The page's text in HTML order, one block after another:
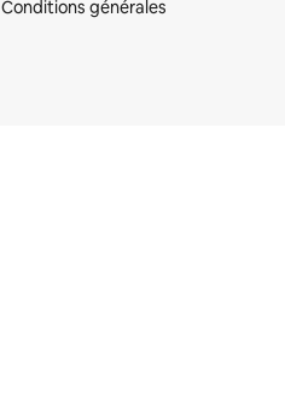
Conditions générales